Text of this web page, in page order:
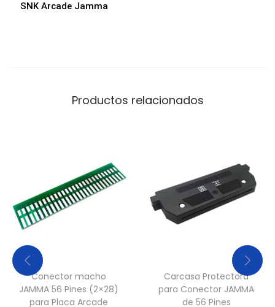
SNK Arcade Jamma
Productos relacionados
Conector macho
JAMMA 56 Pines (2×28)
para Placa Arcade
Carcasa Protectora
para Conector JAMMA
de 56 Pines